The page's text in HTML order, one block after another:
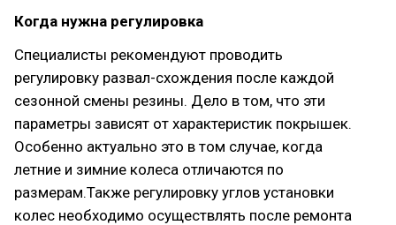
Когда нужна регулировка
Специалисты рекомендуют проводить
регулировку развал-схождения после каждой
сезонной смены резины. Дело в том, что эти
параметры зависят от характеристик покрышек.
Особенно актуально это в том случае, когда
летние и зимние колеса отличаются по
размерам.Также регулировку углов установки
колес необходимо осуществлять после ремонта